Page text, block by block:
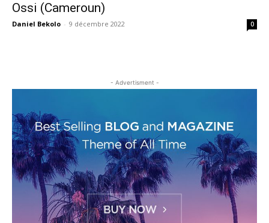
Ossi (Cameroun)
Daniel Bekolo - 9 décembre 2022 0
- Advertisment -